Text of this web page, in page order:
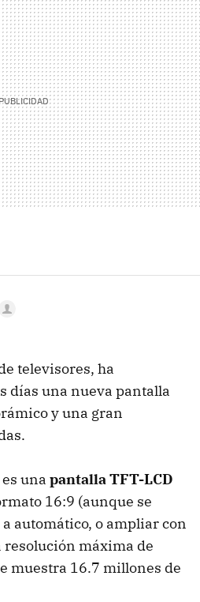
televisores, ha
días una nueva pantalla
y una gran
es una pantalla TFT-LCD
16:9 (aunque se
automático, o ampliar con
resolución máxima de
muestra 16.7 millones de